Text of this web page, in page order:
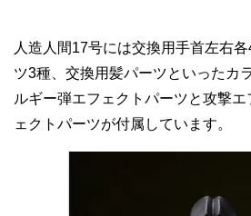
人造人間17号には交換用手首左右
ツ3種、交換用髪パーツといったカ
ルギー弾エフェクトパーツと攻撃
ェクトパーツが付属しています。